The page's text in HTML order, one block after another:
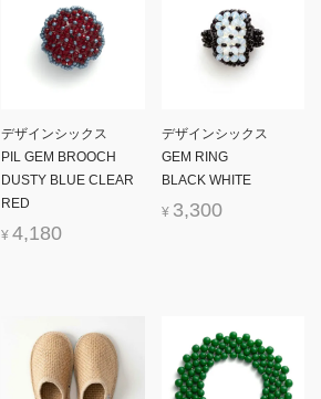
デザインシックス
PIL GEM BROOCH
DUSTY BLUE CLEAR
RED
¥ 4,180
デザインシックス
GEM RING
BLACK WHITE
¥ 3,300